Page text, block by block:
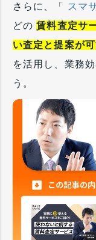
さらに、「
スマ
どの賃料査定サ
い査定と提案が
を活用し、業務
う。